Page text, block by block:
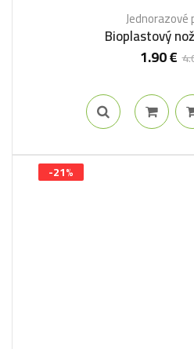
Jednorazové
Bioplastový
1.90€
-21%